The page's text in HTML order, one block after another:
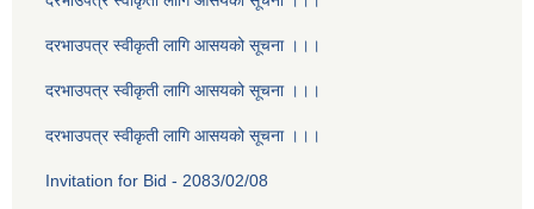
दरभाउपत्र स्वीकृती लागि आसयको सूचना ।।।
दरभाउपत्र स्वीकृती लागि आसयको सूचना ।।।
दरभाउपत्र स्वीकृती लागि आसयको सूचना ।।।
Invitation for Bid - 2083/02/08